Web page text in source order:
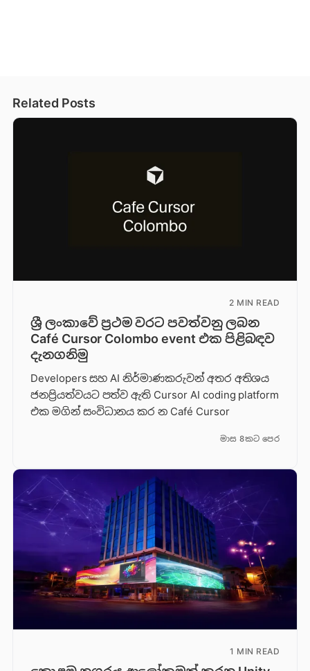
Related Posts
2 MIN READ
ශ්‍රී ලංකාවේ ප්‍රථම වරට පවත්වනු ලබන
Café Cursor Colombo event එක පිළිබඳව
දැනගනිමු
Developers සහ AI නිර්මාණකරුවන් අතර අතිශය
ජනප්‍රියත්වයට පත්ව ඇති Cursor AI coding platform
එක මගින් සංවිධානය කර න Café Cursor
මාස 8කට පෙර
1 MIN READ